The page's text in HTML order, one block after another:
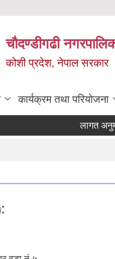
चौदण्डीगढी
कोशी प्रदेश, नेपाल सरकार
कार्यक्रम तथा परियोजना
लागत